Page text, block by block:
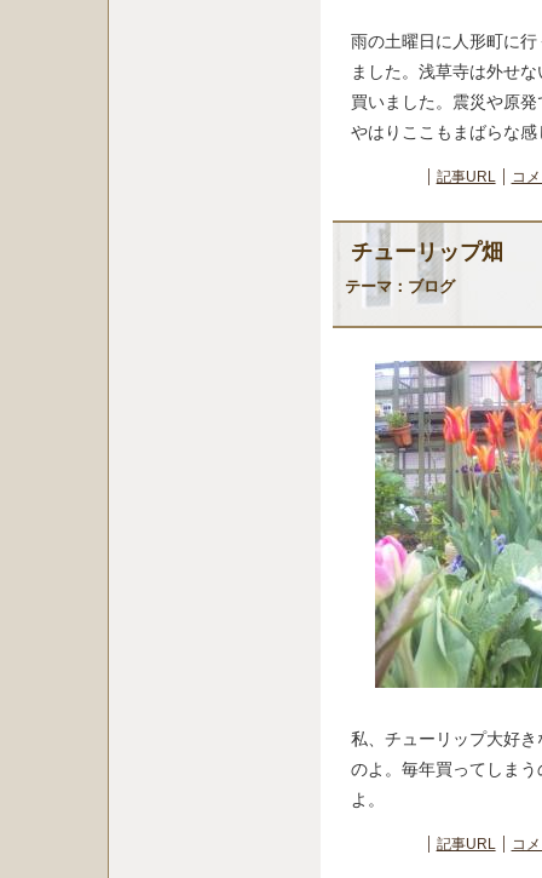
雨の土曜日に人形町に
ました。浅草寺は外せ
買いました。震災や原
やはりここもまばらな
記事URL コ
チューリップ畑
テーマ： ブログ
私、チューリップ大好
のよ。毎年買ってしま
よ。
記事URL コ